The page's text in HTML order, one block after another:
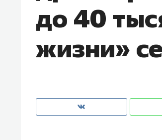
до 40
жизни»
чем интересен